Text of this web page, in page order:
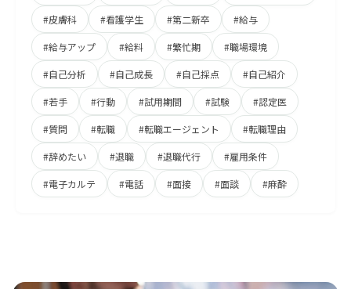
#皮膚科 #看護学生 #第二新卒 #給与
#給与アップ #給料 #繁忙期 #職場環境
#自己分析 #自己成長 #自己採点 #自己紹介
#若手 #行動 #試用期間 #試験 #認定医
#質問 #転職 #転職エージェント #転職理由
#辞めたい #退職 #退職代行 #雇用条件
#電子カルテ #電話 #面接 #面談 #麻酔